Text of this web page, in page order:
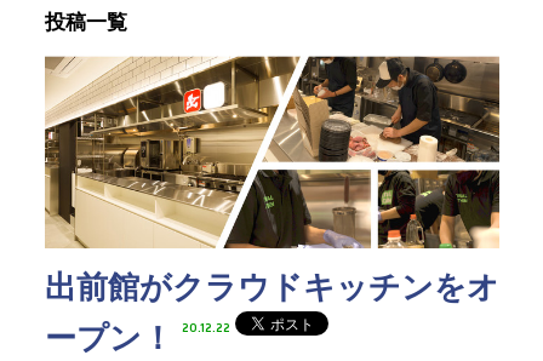
投稿一覧
出前館がクラウドキッチンをオ
ープン！
20.12.22